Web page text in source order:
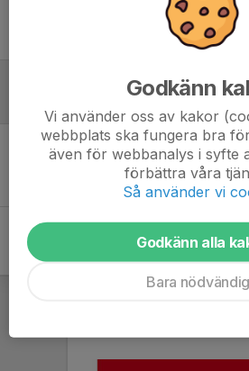
Ingen uppställning
Inför match
Inget skrivet
Godkänn
Vi använder oss av kakor
webbplats ska fungera bra
även för webbanalys i syfte
förbättra våra
Så använder vi
Godkänn alla
Bara